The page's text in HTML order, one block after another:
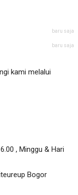
baru saja
baru saja
kami melalui
, Minggu & Hari
Bogor